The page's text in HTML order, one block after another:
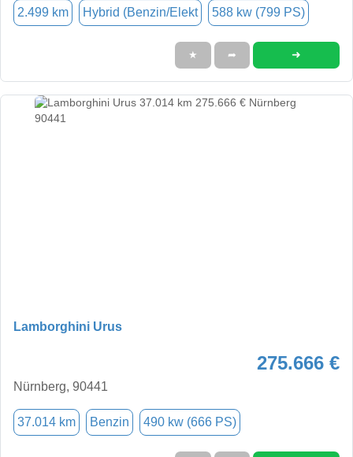
2.499 km Hybrid (Benzin/Elekt 588 kw (799 PS)
★ ➦ ➜
Lamborghini Urus
275.666 €
Nürnberg, 90441
37.014 km Benzin 490 kw (666 PS)